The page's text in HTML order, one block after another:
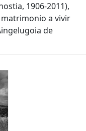
1906-2011),
a vivir
de